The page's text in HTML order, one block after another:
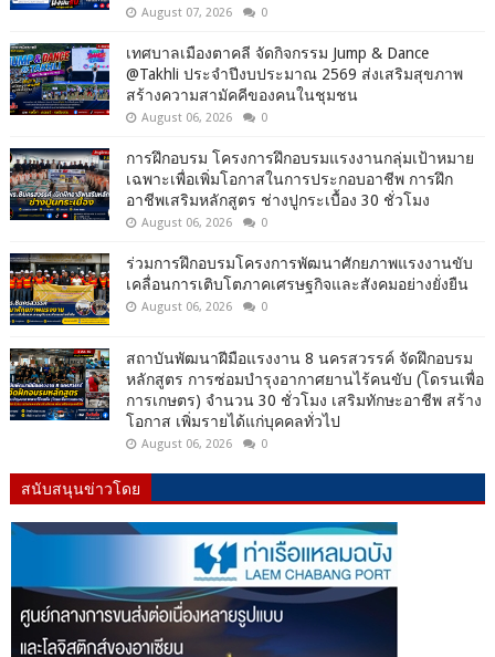
August 07, 2026 0
เทศบาลเมืองตาคลี จัดกิจกรรม Jump & Dance
@Takhli ประจำปีงบประมาณ 2569 ส่งเสริมสุขภาพ
สร้างความสามัคคีของคนในชุมชน
August 06, 2026 0
การฝึกอบรม โครงการฝึกอบรมแรงงานกลุ่มเป้าหมาย
เฉพาะเพื่อเพิ่มโอกาสในการประกอบอาชีพ การฝึก
อาชีพเสริมหลักสูตร ช่างปูกระเบื้อง 30 ชั่วโมง
August 06, 2026 0
ร่วมการฝึกอบรมโครงการพัฒนาศักยภาพแรงงานขับ
เคลื่อนการเติบโตภาคเศรษฐกิจและสังคมอย่างยั่งยืน
August 06, 2026 0
สถาบันพัฒนาฝีมือแรงงาน 8 นครสวรรค์ จัดฝึกอบรม
หลักสูตร การซ่อมบำรุงอากาศยานไร้คนขับ (โดรนเพื่อ
การเกษตร) จำนวน 30 ชั่วโมง เสริมทักษะอาชีพ สร้าง
โอกาส เพิ่มรายได้แก่บุคคลทั่วไป
August 06, 2026 0
สนับสนุนข่าวโดย